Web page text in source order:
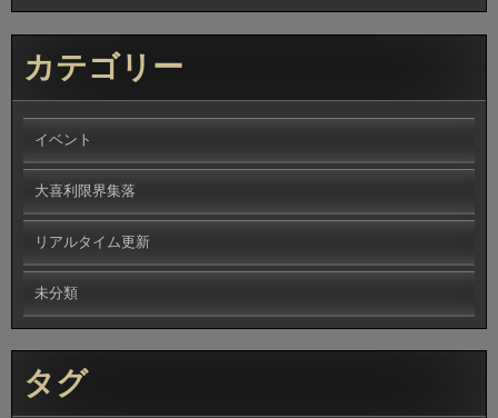
カテゴリー
イベント
大喜利限界集落
リアルタイム更新
未分類
タグ